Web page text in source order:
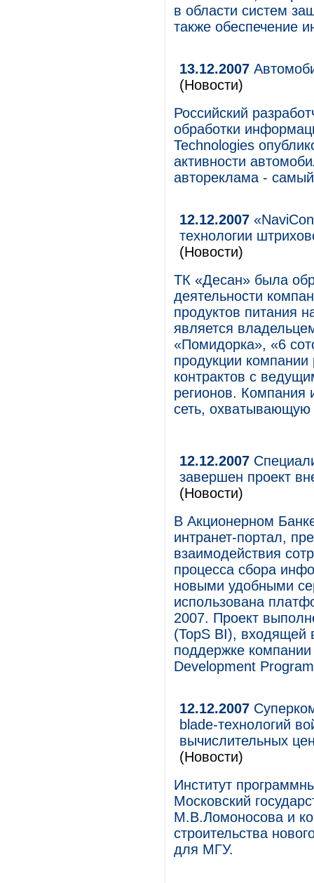
в области систем
также обеспечение
13.12.2007
(Новости)
Российский
обработки
Technologies
активности
автореклама -
12.12.2007
технологии
(Новости)
ТК «Десан» была
деятельности
продуктов питания
является
«Помидорка», «6
продукции компании
контрактов с
регионов. Компания
сеть, охватывающую
12.12.2007
завершен проект
(Новости)
В Акционерном
интранет-портал,
взаимодействия
процесса сбора
новыми удобными
использована
2007. Проект
(TopS BI), входящей
поддержке
Development
12.12.2007
blade-технологий
вычислительных
(Новости)
Институт
Московский
М.В.Ломоносова и
строительства
для МГУ.